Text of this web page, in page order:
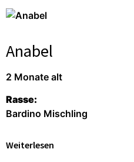
Anabel
2 Monate alt
Rasse:
Bardino Mischling
Weiterlesen